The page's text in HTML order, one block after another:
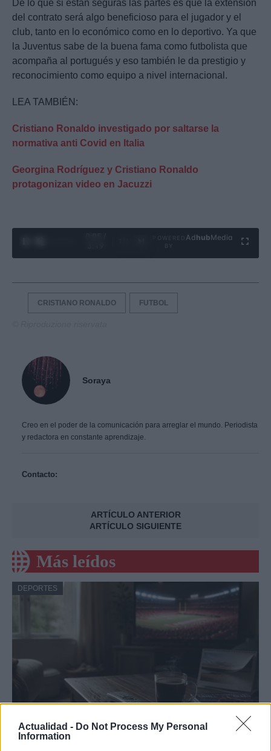
Actualidad - Do Not Process My Personal
Information
De lo que si están seguras las partes es que la extensión
del contrato será algo beneficioso para el jugador y el
club, tanto en lo económico como en lo deportivo. Ya que
la Juventus sabe de la buena fama como futbolista que
acompaña al portugués y eso también le da prestigio y
reconocimiento como equipo a nivel internacional.
LEA TAMBIÉN:
Cristiano Ronaldo investigado por saltarse la
normativa anti Covid en Italia
Georgina Rodríguez y Cristiano Ronaldo
protagonizan video en Jacuzzi
Ad hubMedia
CRISTIANO RONALDO FUTBOL
Soraya
Creo en el poder de la comunicación para arreglar el mundo. Periodista
y redactora en constante aprendizaje.
Contacto:
ARTÍCULO ANTERIOR
ARTÍCULO SIGUIENTE
Más leídos
DEPORTES
Programación deportiva gratuita: lo que